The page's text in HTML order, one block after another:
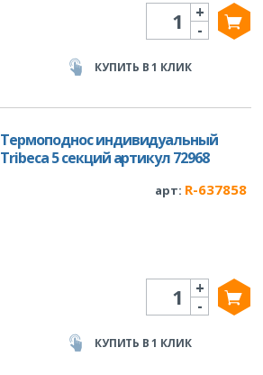
Количество
-
+
КУПИТЬ В 1 КЛИК
Термоподнос индивидуальный
Tribeca 5 секций артикул 72968
арт: R-637858
Количество
-
+
КУПИТЬ В 1 КЛИК